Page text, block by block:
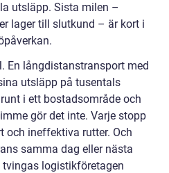
utsläpp. Sista milen –
lager till slutkund – är kort i
En långdistanstransport med
utsläpp på tusentals
i ett bostadsområde och
gör det inte. Varje stopp
och ineffektiva rutter. Och
samma dag eller nästa
logistikföretagen